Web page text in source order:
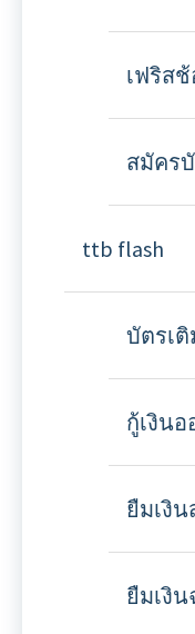
เฟริสช้
สมัคร
ttb flash
บัตรเ
กู้เงิน
ยืมเงิ
ยืมเงิ